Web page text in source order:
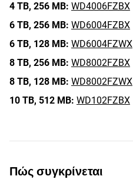
4 TB, 256 MB: WD4006FZBX
6 TB, 256 MB: WD6004FZBX
6 TB, 128 MB: WD6004FZWX
8 TB, 256 MB: WD8002FZBX
8 TB, 128 MB: WD8002FZWX
10 TB, 512 MB: WD102FZBX
Πώς συγκρίνεται